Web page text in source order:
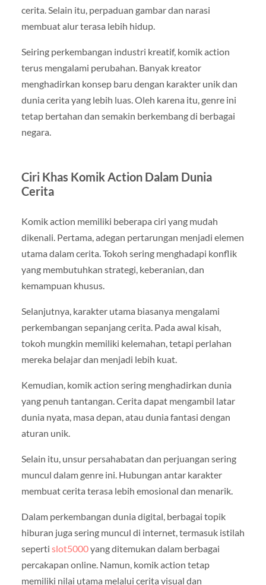
cerita. Selain itu, perpaduan gambar dan narasi
membuat alur terasa lebih hidup.
Seiring perkembangan industri kreatif, komik action
terus mengalami perubahan. Banyak kreator
menghadirkan konsep baru dengan karakter unik dan
dunia cerita yang lebih luas. Oleh karena itu, genre ini
tetap bertahan dan semakin berkembang di berbagai
negara.
Ciri Khas Komik Action Dalam Dunia
Cerita
Komik action memiliki beberapa ciri yang mudah
dikenali. Pertama, adegan pertarungan menjadi elemen
utama dalam cerita. Tokoh sering menghadapi konflik
yang membutuhkan strategi, keberanian, dan
kemampuan khusus.
Selanjutnya, karakter utama biasanya mengalami
perkembangan sepanjang cerita. Pada awal kisah,
tokoh mungkin memiliki kelemahan, tetapi perlahan
mereka belajar dan menjadi lebih kuat.
Kemudian, komik action sering menghadirkan dunia
yang penuh tantangan. Cerita dapat mengambil latar
dunia nyata, masa depan, atau dunia fantasi dengan
aturan unik.
Selain itu, unsur persahabatan dan perjuangan sering
muncul dalam genre ini. Hubungan antar karakter
membuat cerita terasa lebih emosional dan menarik.
Dalam perkembangan dunia digital, berbagai topik
hiburan juga sering muncul di internet, termasuk istilah
seperti slot5000yang ditemukan dalam berbagai
percakapan online. Namun, komik action tetap
memiliki nilai utama melalui cerita visual dan